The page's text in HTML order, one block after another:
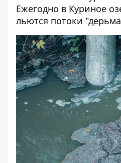
Ежегодно в Куриное
льются потоки